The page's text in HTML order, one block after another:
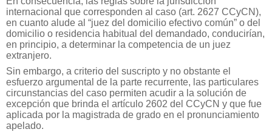
internacional que corresponden al caso (art. 2627 CCyCN),
en cuanto alude al “juez del domicilio efectivo común” o del
domicilio o residencia habitual del demandado, conducirían,
en principio, a determinar la competencia de un juez
extranjero.
Sin embargo, a criterio del suscripto y no obstante el
esfuerzo argumental de la parte recurrente, las particulares
circunstancias del caso permiten acudir a la solución de
excepción que brinda el artículo 2602 del CCyCN y que fue
aplicada por la magistrada de grado en el pronunciamiento
apelado.